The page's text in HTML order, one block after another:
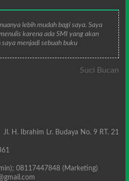
lebih mudah bagi saya. Saya
karena ada SMI yang akan
menjadi sebuah buku
Suci Bucan
H. Ibrahim Lr. Budaya No. 9 RT. 21
08117447848 (Marketing)